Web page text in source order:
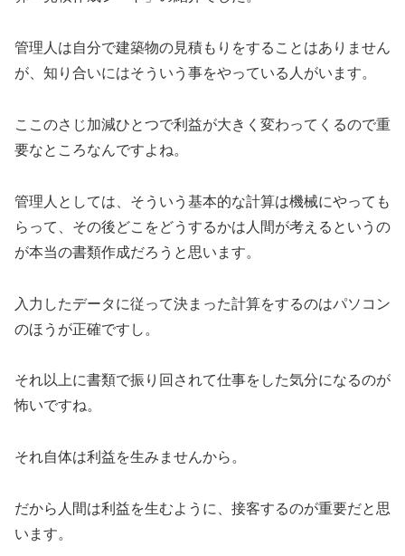
管理人は自分で建築物の見積もりをすることはありません
が、知り合いにはそういう事をやっている人がいます。
ここのさじ加減ひとつで利益が大きく変わってくるので重
要なところなんですよね。
管理人としては、そういう基本的な計算は機械にやっても
らって、その後どこをどうするかは人間が考えるというの
が本当の書類作成だろうと思います。
入力したデータに従って決まった計算をするのはパソコン
のほうが正確ですし。
それ以上に書類で振り回されて仕事をした気分になるのが
怖いですね。
それ自体は利益を生みませんから。
だから人間は利益を生むように、接客するのが重要だと思
います。